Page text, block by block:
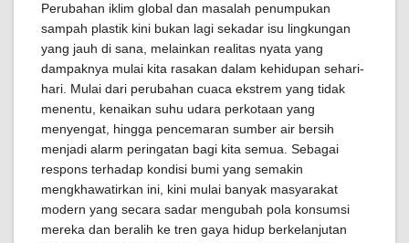
Perubahan iklim global dan masalah penumpukan
sampah plastik kini bukan lagi sekadar isu lingkungan
yang jauh di sana, melainkan realitas nyata yang
dampaknya mulai kita rasakan dalam kehidupan sehari-
hari. Mulai dari perubahan cuaca ekstrem yang tidak
menentu, kenaikan suhu udara perkotaan yang
menyengat, hingga pencemaran sumber air bersih
menjadi alarm peringatan bagi kita semua. Sebagai
respons terhadap kondisi bumi yang semakin
mengkhawatirkan ini, kini mulai banyak masyarakat
modern yang secara sadar mengubah pola konsumsi
mereka dan beralih ke tren gaya hidup berkelanjutan